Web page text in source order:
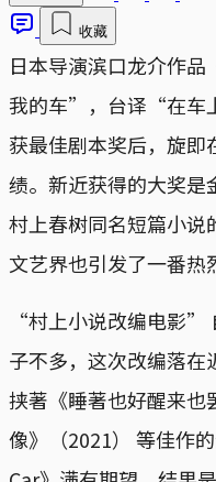
收藏
日本导演滨口龙介作
我的车”，台译“在车
获最佳剧本奖后，旋即
绩。新近获得的大奖是
村上春树同名短篇小说
文艺界也引发了一番热
“村上小说改编电影”
子不多，这次改编落在
挟著《睡著也好醒来也
像》（2021） 等佳作